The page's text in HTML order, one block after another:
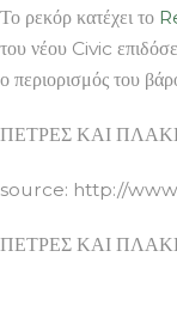
Το ρεκόρ κατέχει το
του νέου Civic
ο περιορισμός του
ΠΕΤΡΕΣ ΚΑΙ
source: http://
ΠΕΤΡΕΣ ΚΑΙ